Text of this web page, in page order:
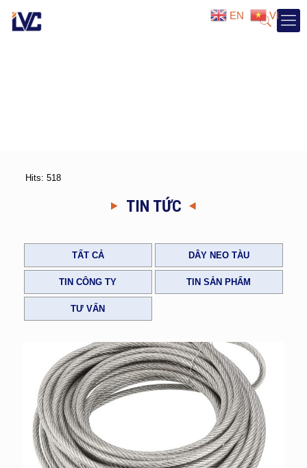
Hits: 518
TIN TỨC
TẤT CẢ DÂY NEO TÀU
TIN CÔNG TY TIN SẢN PHẨM
TƯ VẤN
EN VI